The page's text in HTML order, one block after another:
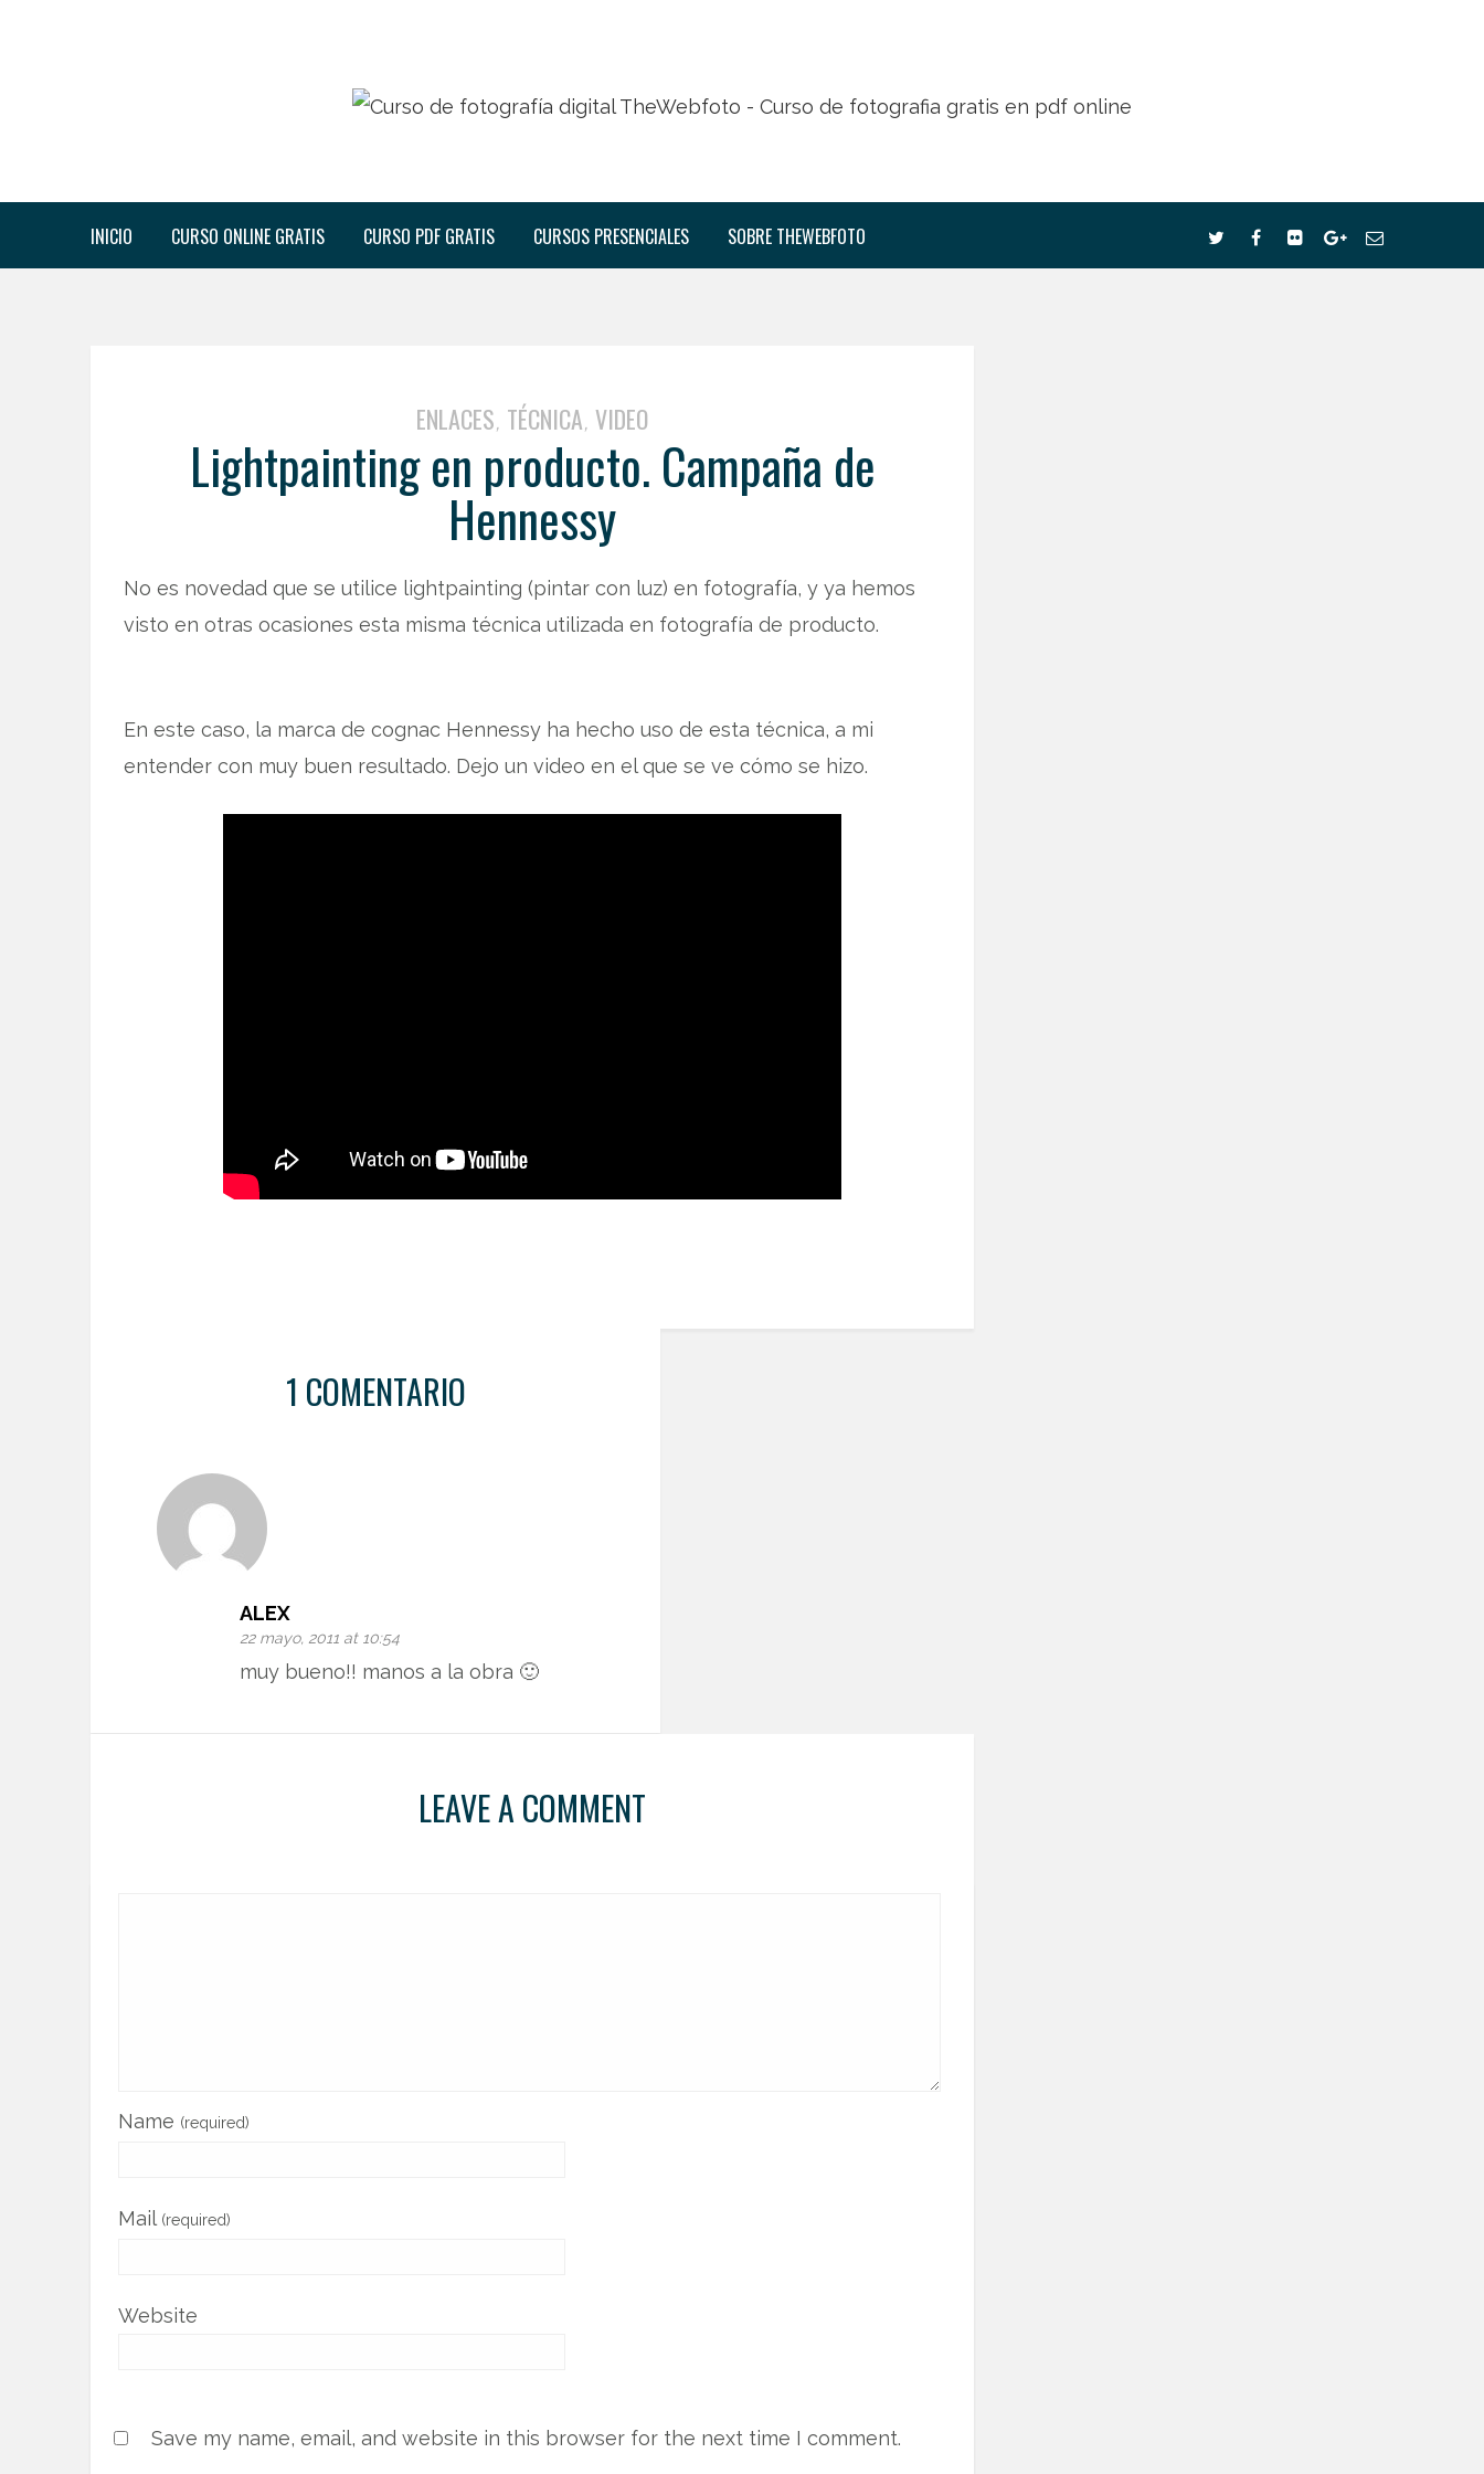
INICIO CURSO ONLINE GRATIS CURSO PDF GRATIS CURSOS PRESENCIALES SOBRE THEWEBFOTO
ENLACES, TÉCNICA, VIDEO
Lightpainting en producto. Campaña de
Hennessy
No es novedad que se utilice lightpainting (pintar con luz) en fotografía, y ya hemos
visto en otras ocasiones esta misma técnica utilizada en fotografía de producto.
En este caso, la marca de cognac Hennessy ha hecho uso de esta técnica, a mi
entender con muy buen resultado. Dejo un video en el que se ve cómo se hizo.
1 COMENTARIO
ALEX
22 mayo, 2011 at 10:54
muy bueno!! manos a la obra 🙂
LEAVE A COMMENT
Name (required)
Mail (required)
Website
Save my name, email, and website in this browser for the next time I comment.